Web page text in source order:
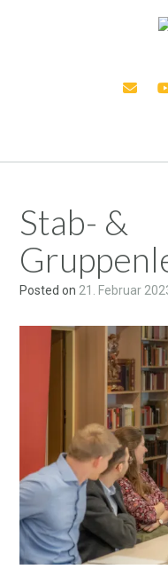
Stab- &
Posted on 21. Februar